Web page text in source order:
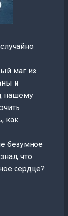
маг из
и
нашему
как
безумное
что
сердце?